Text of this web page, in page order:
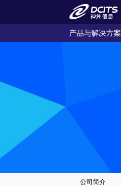
产品与解决方案
公司简介